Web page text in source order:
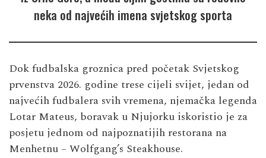
neka od najvećih imena svjetskog sporta
Dok fudbalska groznica pred početak Svjetskog
prvenstva 2026. godine trese cijeli svijet, jedan od
najvećih fudbalera svih vremena, njemačka legenda
Lotar Mateus, boravak u Njujorku iskoristio je za
posjetu jednom od najpoznatijih restorana na
Menhetnu – Wolfgang’s Steakhouse.